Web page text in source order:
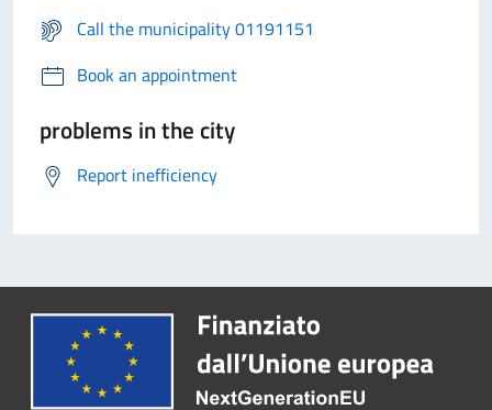
Call the municipality 01191151
Book an appointment
problems in the city
Report inefficiency